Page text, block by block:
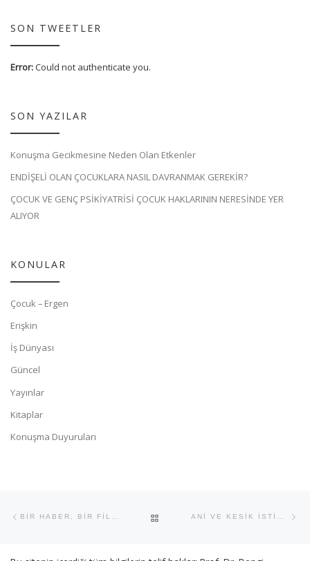
SON TWEETLER
Error:Could not authenticate you.
SON YAZILAR
Konuşma Gecikmesine Neden Olan Etkenler
ENDİŞELİ OLAN ÇOCUKLARA NASIL DAVRANMAK GEREKİR?
ÇOCUK VE GENÇ PSİKİYATRİSİ ÇOCUK HAKLARININ NERESİNDE YER
ALIYOR
KONULAR
Çocuk – Ergen
Erişkin
İş Dünyası
Güncel
Yayınlar
Kitaplar
Konuşma Duyuruları
Yazı dolaşımı
Previous post BİR HABER, BİR FİLM VE BİR KİTAP : CİNSEL YÖNELİM BACK TO POST LIST ANİ VE KESİK İSTİSMAR!